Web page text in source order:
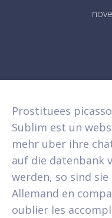
Prostituees
Sublim est un
mehr uber ihre
auf die datenbank
werden, so sind
Allemand en
oublier les